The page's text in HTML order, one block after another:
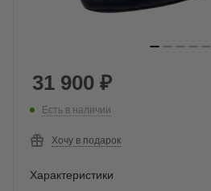
31 900 ₽
Есть в наличии
Хочу в подарок
Характеристики